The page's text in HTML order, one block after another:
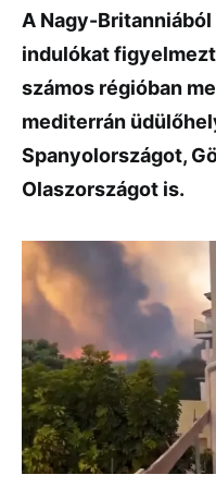
A Nagy-
indulókat
számos régióban
mediterrán
Spanyolországot,
Olaszországot is.